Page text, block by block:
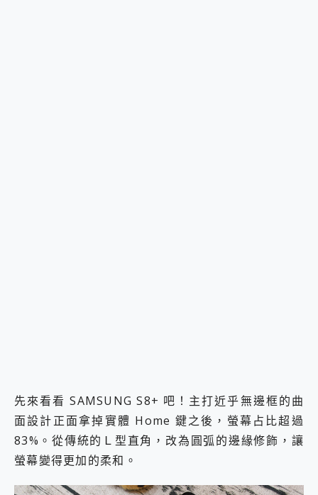
先來看看 SAMSUNG S8+ 吧！主打近乎無邊框的曲
面設計正面拿掉實體 Home 鍵之後，螢幕占比超過
83%。從傳統的Ｌ型直角，改為圓弧的邊緣修飾，讓
螢幕變得更加的柔和。